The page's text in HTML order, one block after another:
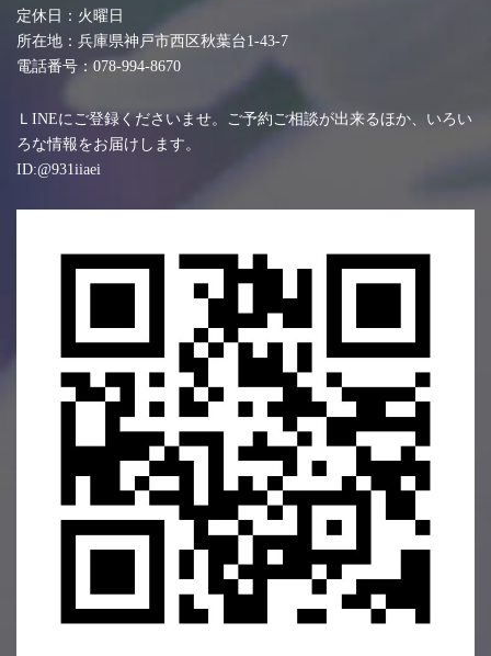
定休日：火曜日
所在地：兵庫県神戸市西区秋葉台1-43-7
電話番号：078-994-8670
ＬINEにご登録くださいませ。ご予約ご相談が出来るほか、いろい
ろな情報をお届けします。
ID:@931iiaei